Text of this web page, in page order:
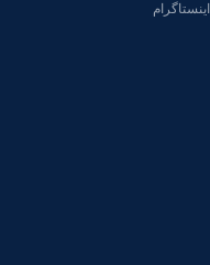
اینستاگرام